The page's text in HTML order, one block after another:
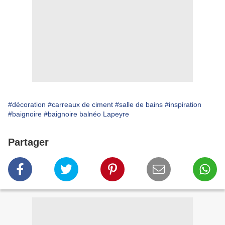
#décoration #carreaux de ciment #salle de bains #inspiration
#baignoire #baignoire balnéo Lapeyre
Partager